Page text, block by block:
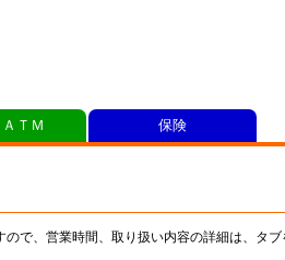
で、営業時間、取り扱い内容の詳細は、タブ
ＴＭ 保険